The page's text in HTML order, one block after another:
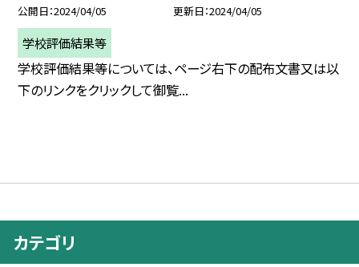
公開日 2024/04/05 更新日 2024/04/05
学校評価結果等
学校評価結果等については、ページ右下の配布文書又は以
下のリンクをクリックして御覧...
カテゴリ